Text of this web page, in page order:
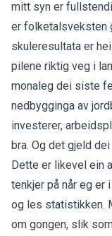
mitt syn er
er folketalsveksten
skuleresultata er
pilene riktig veg i
monaleg dei siste
nedbygginga av
investerer,
bra. Og det gjeld
Dette er likevel ein
tenkjer på når eg er
og les statistikken.
om gongen, slik